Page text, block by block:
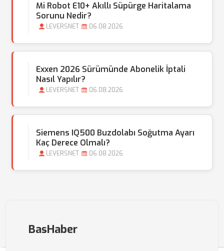
Mi Robot E10+ Akıllı Süpürge Haritalama
Sorunu Nedir?
LEVERSNET 06.08.2026
Exxen 2026 Sürümünde Abonelik İptali
Nasıl Yapılır?
LEVERSNET 06.08.2026
Siemens IQ500 Buzdolabı Soğutma Ayarı
Kaç Derece Olmalı?
LEVERSNET 06.08.2026
BasHaber